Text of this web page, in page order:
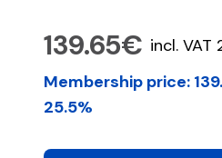
139.65€ incl. VAT
Membership price:
25.5%